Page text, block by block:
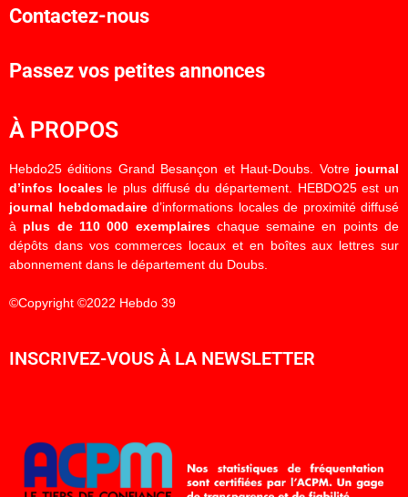
Contactez-nous
Passez vos petites annonces
À PROPOS
Hebdo25 éditions Grand Besançon et Haut-Doubs. Votre journal
d’infos localesle plus diffusé du département. HEBDO25 est un
journal hebdomadaired’informations locales de proximité diffusé
à plus de 110 000 exemplaireschaque semaine en points de
dépôts dans vos commerces locaux et en boîtes aux lettres sur
abonnement dans le département du Doubs.
©Copyright ©2022 Hebdo 39
INSCRIVEZ-VOUS À LA NEWSLETTER